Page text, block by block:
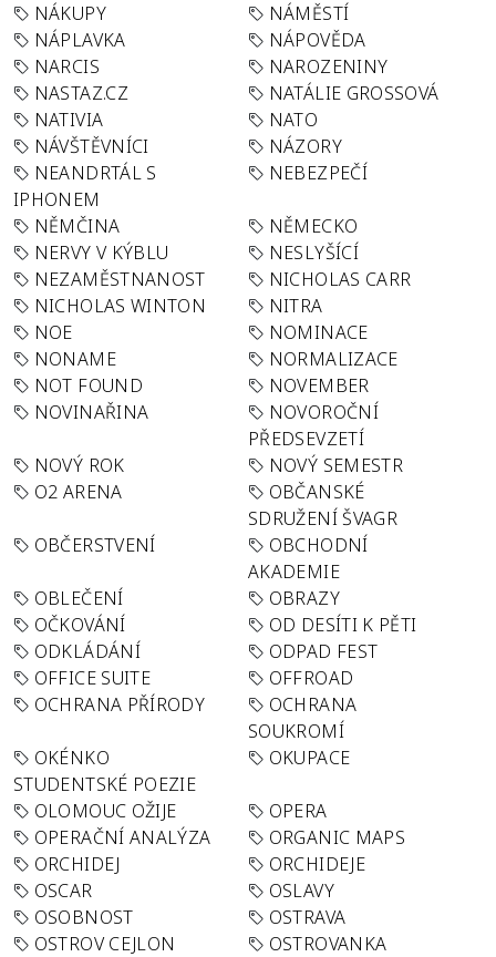
NÁKUPY
NÁMĚSTÍ
NÁPLAVKA
NÁPOVĚDA
NARCIS
NAROZENINY
NASTAZ.CZ
NATÁLIE GROSSOVÁ
NATIVIA
NATO
NÁVŠTĚVNÍCI
NÁZORY
NEANDRTÁL S
IPHONEM
NEBEZPEČÍ
NĚMČINA
NĚMECKO
NERVY V KÝBLU
NESLYŠÍCÍ
NEZAMĚSTNANOST
NICHOLAS CARR
NICHOLAS WINTON
NITRA
NOE
NOMINACE
NONAME
NORMALIZACE
NOT FOUND
NOVEMBER
NOVINAŘINA
NOVOROČNÍ
PŘEDSEVZETÍ
NOVÝ ROK
NOVÝ SEMESTR
O2 ARENA
OBČANSKÉ
SDRUŽENÍ ŠVAGR
OBČERSTVENÍ
OBCHODNÍ
AKADEMIE
OBLEČENÍ
OBRAZY
OČKOVÁNÍ
OD DESÍTI K PĚTI
ODKLÁDÁNÍ
ODPAD FEST
OFFICE SUITE
OFFROAD
OCHRANA PŘÍRODY
OCHRANA
SOUKROMÍ
OKÉNKO
STUDENTSKÉ POEZIE
OKUPACE
OLOMOUC OŽIJE
OPERA
OPERAČNÍ ANALÝZA
ORGANIC MAPS
ORCHIDEJ
ORCHIDEJE
OSCAR
OSLAVY
OSOBNOST
OSTRAVA
OSTROV CEJLON
OSTROVANKA